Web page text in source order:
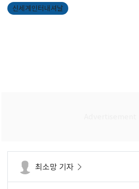
신세계인터내셔날
최소망 기자